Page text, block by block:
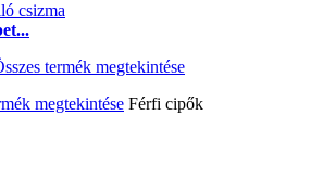
csizma
megtekintése Férfi cipők